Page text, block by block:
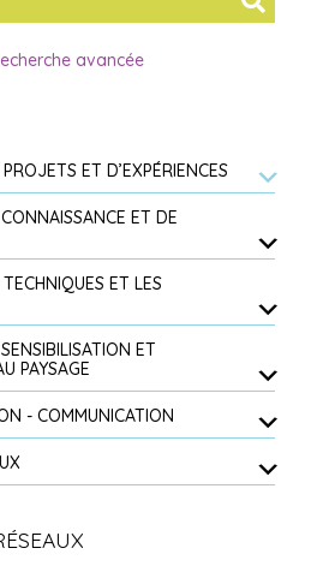
avancée
ET D’EXPÉRIENCES
ET DE
ET LES
ET
PAYSAGE
- COMMUNICATION